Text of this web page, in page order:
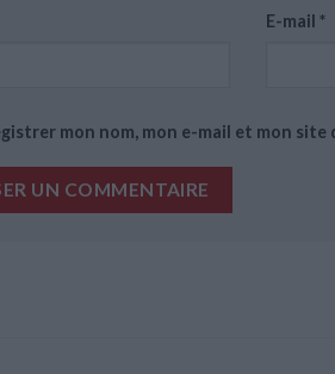
E-mail*
mon nom, mon e-mail et mon